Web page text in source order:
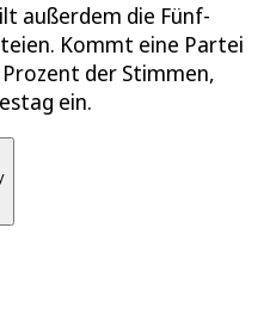
außerdem die Fünf-
Kommt eine Partei
der Stimmen,
ein.